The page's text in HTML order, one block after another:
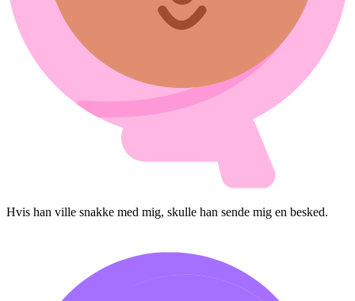
Hvis han ville snakke med mig, skulle han sende mig en besked.